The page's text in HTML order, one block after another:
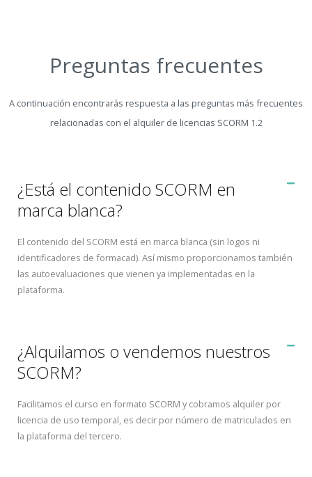
Preguntas frecuentes
A continuación encontrarás respuesta a las preguntas más frecuentes
relacionadas con el alquiler de licencias SCORM 1.2
¿Está el contenido SCORM en
marca blanca?
El contenido del SCORM está en marca blanca (sin logos ni
identificadores de formacad). Así mismo proporcionamos también
las autoevaluaciones que vienen ya implementadas en la
plataforma.
¿Alquilamos o vendemos nuestros
SCORM?
Facilitamos el curso en formato SCORM y cobramos alquiler por
licencia de uso temporal, es decir por número de matriculados en
la plataforma del tercero.